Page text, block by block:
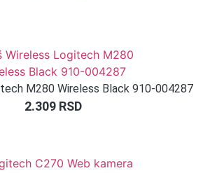
M280 Wireless Black 910-004287
2.309 RSD